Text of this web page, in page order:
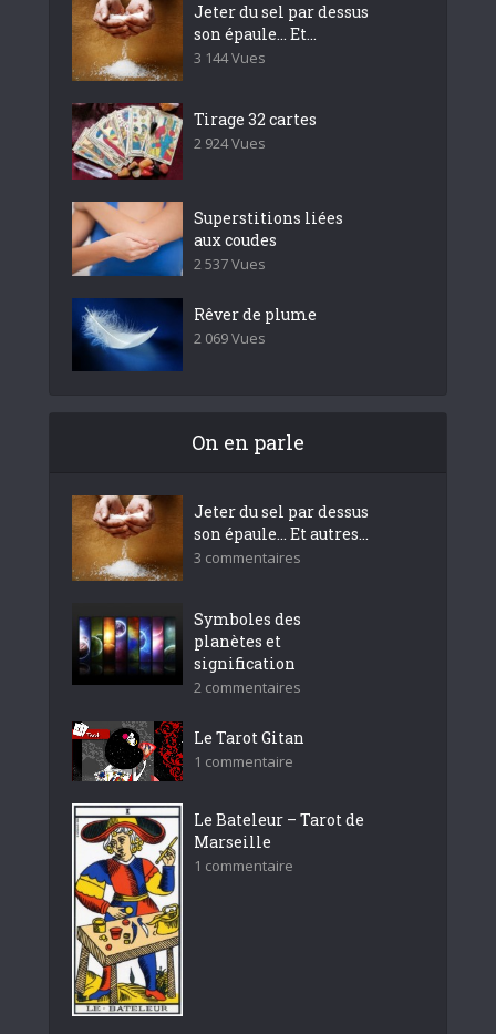
Jeter du sel par dessus
son épaule… Et...
3 144 Vues
Tirage 32 cartes
2 924 Vues
Superstitions liées
aux coudes
2 537 Vues
Rêver de plume
2 069 Vues
On en parle
Jeter du sel par dessus
son épaule… Et autres...
3 commentaires
Symboles des
planètes et
signification
2 commentaires
Le Tarot Gitan
1 commentaire
Le Bateleur – Tarot de
Marseille
1 commentaire